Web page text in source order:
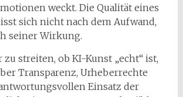
weckt. Die Qualität eines
sich nicht nach dem Aufwand,
seiner Wirkung.
zu streiten, ob KI-Kunst „echt“ ist,
Transparenz, Urheberrechte
Einsatz der